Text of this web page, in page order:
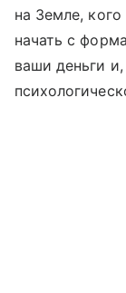
на Земле,
начать с
ваши деньги